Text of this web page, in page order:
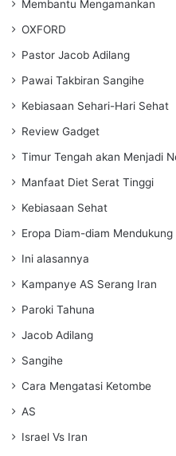
Membantu Mengamankan
OXFORD
Pastor Jacob Adilang
Pawai Takbiran Sangihe
Kebiasaan Sehari-Hari Sehat
Review Gadget
Timur Tengah akan Menjadi
Manfaat Diet Serat Tinggi
Kebiasaan Sehat
Eropa Diam-diam Mendukung
Ini alasannya
Kampanye AS Serang Iran
Paroki Tahuna
Jacob Adilang
Sangihe
Cara Mengatasi Ketombe
AS
Israel Vs Iran